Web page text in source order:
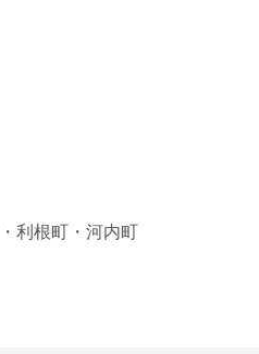
・利根町 ・河内町